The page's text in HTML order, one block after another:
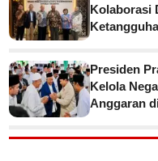
Kolaborasi
Presiden
Kelola
Anggaran